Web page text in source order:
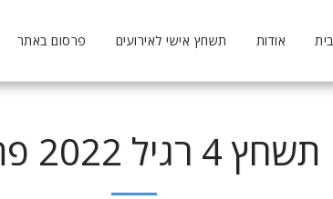
בית אודות תשחץ אישי לאירועים פרסום באתר
תשחץ 4 רגיל 2022 פתרון